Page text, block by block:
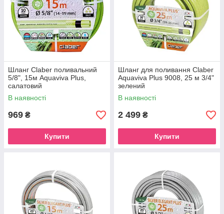
Шланг Claber поливальний
5/8", 15м Aquaviva Plus,
салатовий
В наявності
969 ₴
Купити
Шланг для поливання Claber
Aquaviva Plus 9008, 25 м 3/4"
зелений
В наявності
2 499 ₴
Купити